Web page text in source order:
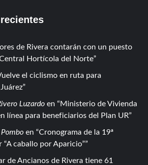
de Rivera contarán con un puesto
Hortícola del Norte
el ciclismo en ruta para
Luzardo en
Ministerio de Vivienda
línea para beneficiarios del Plan UR
Pombo en
Cronograma de la 19ª
“A caballo por Aparicio”
de Ancianos de Rivera tiene 61